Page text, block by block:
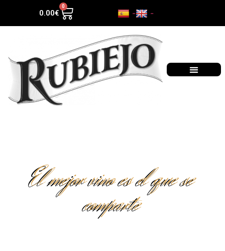
0.00€
0
- -
El mejor vino es el que se
comparte